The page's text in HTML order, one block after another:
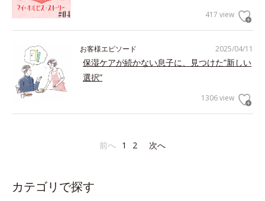
417 view
2025/04/11
お客様エピソード
保湿ケアが続かない息子に、見つけた”新しい
選択”
1306 view
前へ 1 2 次へ
カテゴリで探す